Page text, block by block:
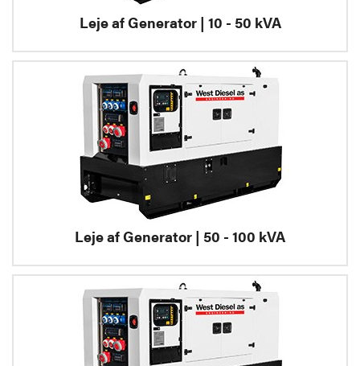
Leje af Generator | 10 - 50 kVA
Leje af Generator | 50 - 100 kVA